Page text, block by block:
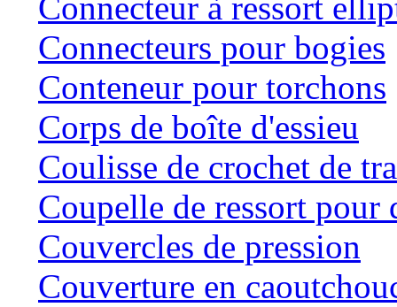
Connecteurs pour bogies
Conteneur pour torchons
Corps de boîte d'essieu
Coulisse de crochet de
Coupelle de ressort
Couvercles de pression
Couverture en